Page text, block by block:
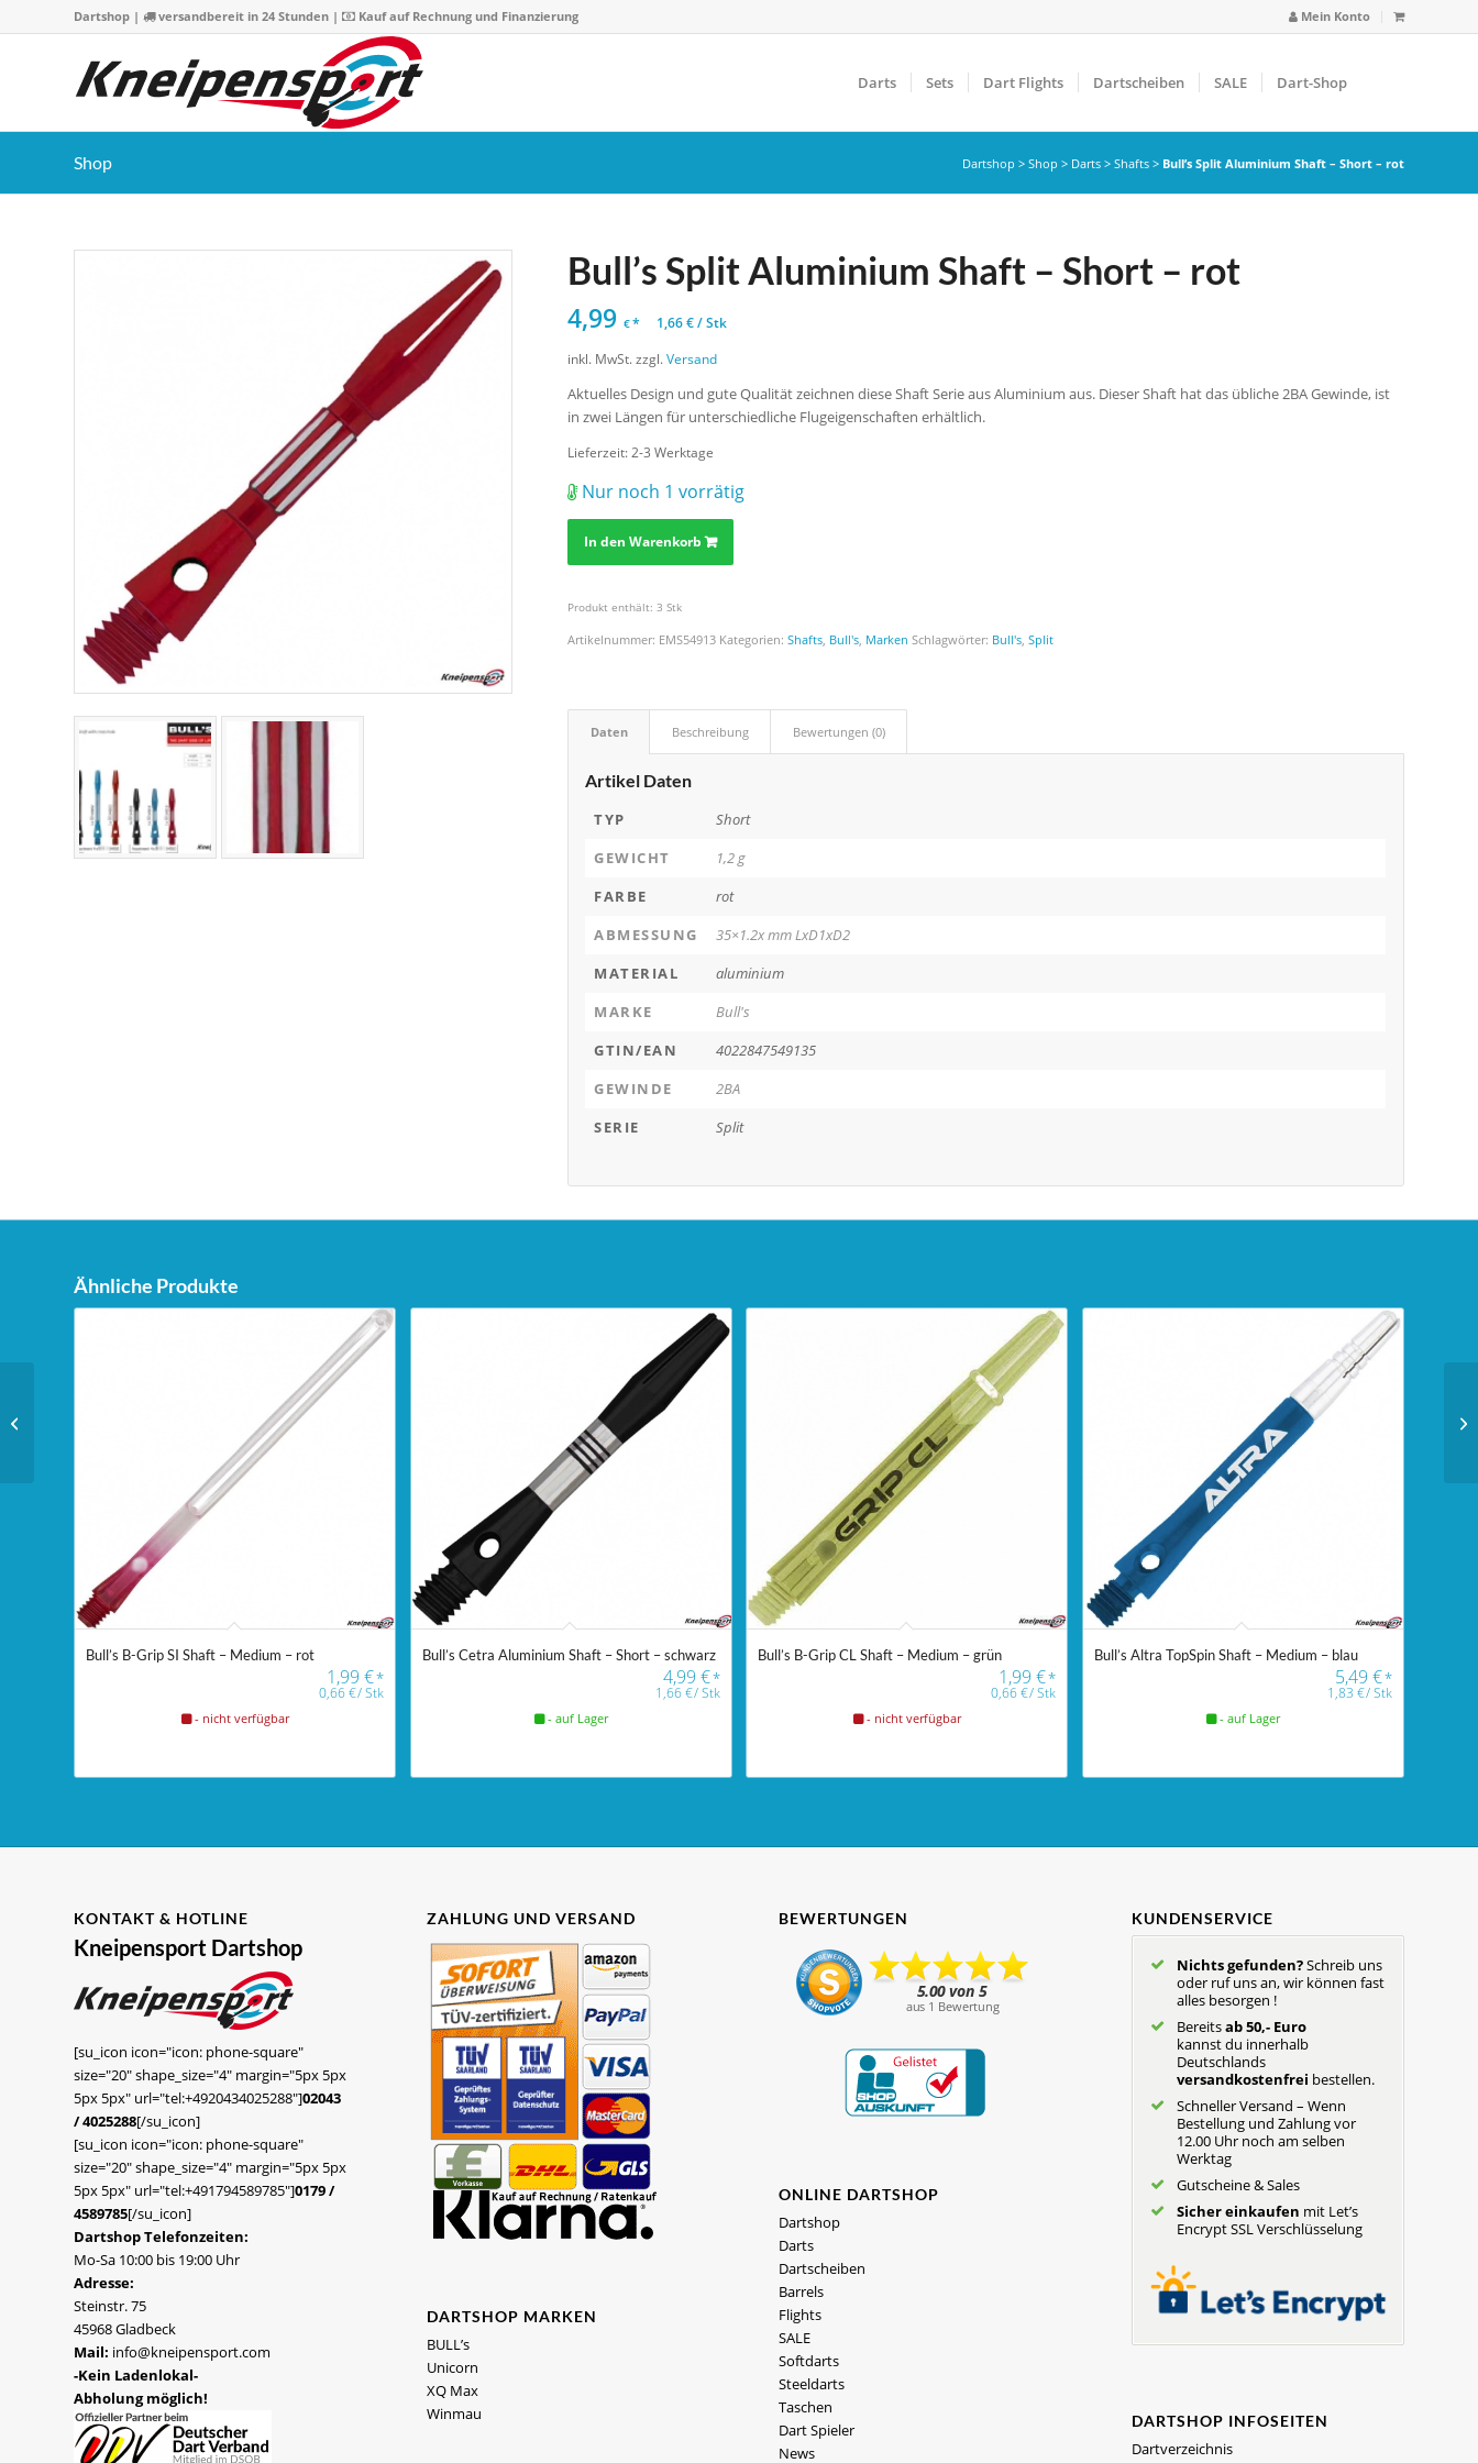
Mein Konto
Dartshop | versandbereit in 24 Stunden | Kauf auf Rechnung und Finanzierung
Darts Sets Dart Flights Dartscheiben SALE Dart-Shop
Shop Dartshop > Shop > Darts > Shafts > Bull’s Split Aluminium Shaft – Short – rot
Bull’s Split Aluminium Shaft – Short – rot
4,99€* 1,66€/Stk
inkl. MwSt. zzgl.Versand
Aktuelles Design und gute Qualität zeichnen diese Shaft Serie aus Aluminium aus. Dieser Shaft hat das übliche 2BA Gewinde, ist
in zwei Längen für unterschiedliche Flugeigenschaften erhältlich.
Lieferzeit: 2-3 Werktage
Nur noch 1 vorrätig
In den Warenkorb
Produkt enthält: 3Stk
Artikelnummer: EMS54913 Kategorien:Shafts Bull's Marken Schlagwörter: Bull's ,Split
Daten Beschreibung Bewertungen (0)
Artikel Daten
TYP
Short
GEWICHT
1,2 g
FARBE
rot
ABMESSUNG
35×1.2x mm LxD1xD2
MATERIAL
aluminium
MARKE
Bull's
GTIN/EAN
4022847549135
GEWINDE
2BA
SERIE
Split
Ähnliche Produkte
Bull’s B-Grip SI Shaft – Medium – rot
1,99€*
0,66€/Stk
- nicht verfügbar
Bull’s Cetra Aluminium Shaft – Short – schwarz
4,99 €*
1,66€/Stk
- auf Lager
Bull’s B-Grip CL Shaft – Medium – grün
1,99€*
0,66€/Stk
- nicht verfügbar
Bull’s Altra TopSpin Shaft – Medium – blau
5,49 €*
1,83 €/Stk
- auf Lager
KONTAKT & HOTLINE
Kneipensport Dartshop
[su_icon icon="icon: phone-square"
size="20" shape_size="4" margin="5px 5px
5px 5px" url="tel:+4920434025288"]02043
/ 4025288[/su_icon]
[su_icon icon="icon: phone-square"
size="20" shape_size="4" margin="5px 5px
5px 5px" url="tel:+491794589785"]0179 /
4589785[/su_icon]
Dartshop Telefonzeiten:
Mo-Sa 10:00 bis 19:00 Uhr
Adresse:
Steinstr. 75
45968 Gladbeck
Mail: info@kneipensport.com
-Kein Ladenlokal-
Abholung möglich!
ZAHLUNG UND VERSAND
DARTSHOP MARKEN
BULL’s
Unicorn
XQ Max
Winmau
BEWERTUNGEN
ONLINE DARTSHOP
Dartshop
Darts
Dartscheiben
Barrels
Flights
SALE
Softdarts
Steeldarts
Taschen
Dart Spieler
News
KUNDENSERVICE
Nichts gefunden?Schreib uns
oder ruf uns an, wir können fast
alles besorgen !
Bereitsab 50,- Euro
kannst du innerhalb
Deutschlands
versandkostenfrei bestellen.
Schneller Versand – Wenn
Bestellung und Zahlung vor
12.00 Uhr noch am selben
Werktag
Gutscheine & Sales
Sicher einkaufen mit Let’s
Encrypt SSL Verschlüsselung
DARTSHOP INFOSEITEN
Dartverzeichnis